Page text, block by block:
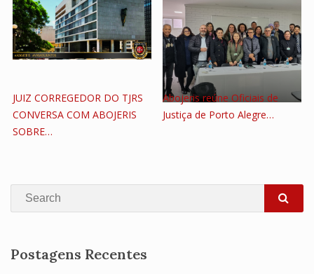
JUIZ CORREGEDOR DO TJRS
CONVERSA COM ABOJERIS
SOBRE…
Abojeris reúne Oficiais de
Justiça de Porto Alegre…
Search
Postagens Recentes